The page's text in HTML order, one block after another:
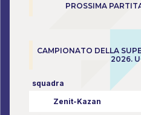
PROSSIMA
CAMPIONATO DELLA
2026.
squadra
Zenit-Kazan